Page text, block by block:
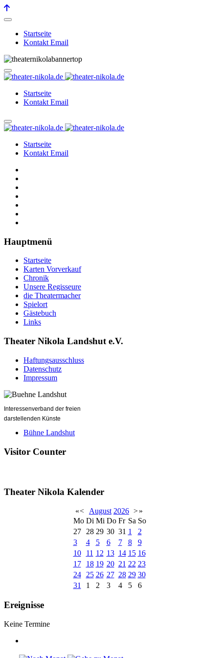
Startseite
Kontakt Email
Startseite
Kontakt Email
Startseite
Kontakt Email
Hauptmenü
Startseite
Karten Vorverkauf
Chronik
Unsere Regisseure
die Theatermacher
Spielort
Gästebuch
Links
Theater Nikola Landshut e.V.
Haftungsausschluss
Datenschutz
Impressum
Interessenverband der freien
darstellenden Künste
Bühne Landshut
Visitor Counter
Theater Nikola Kalender
«< August 2026 >»
Mo Di Mi Do Fr Sa So
27
28 29 30 31 1
2
3
4 5 6 7 8
9
10
11 12 13 14 15 16
17
18 19 20 21 22 23
24
25 26 27 28 29 30
31
1 2 3 4 5 6
Ereignisse
Keine Termine